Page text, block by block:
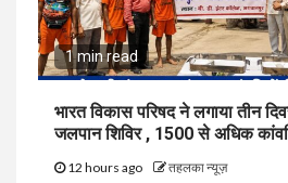
1 min read
भारत विकास परिषद ने लगाया तीन
जलपान शिविर , 1500 से अधिक
12 hours ago तहलका न्यूज़